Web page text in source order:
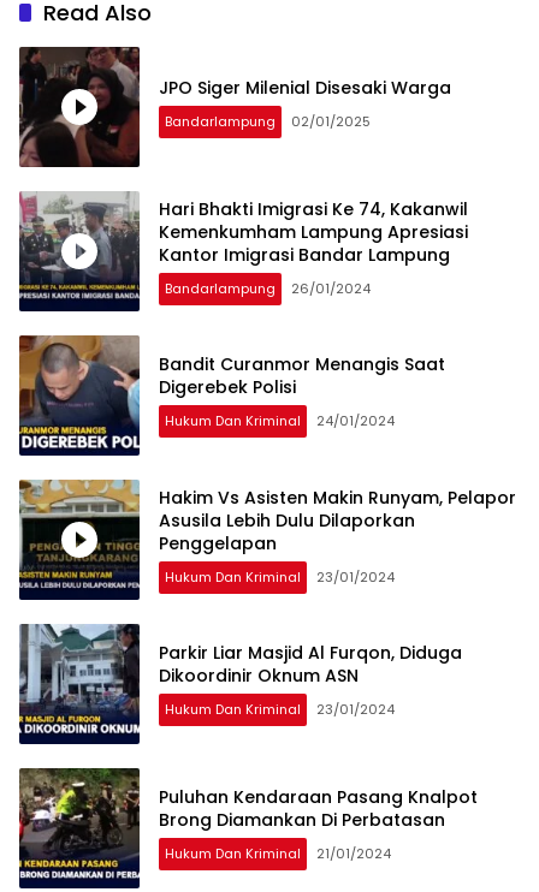
Read Also
JPO Siger Milenial Disesaki Warga
Bandarlampung 02/01/2025
Hari Bhakti Imigrasi Ke 74, Kakanwil
Kemenkumham Lampung Apresiasi
Kantor Imigrasi Bandar Lampung
Bandarlampung 26/01/2024
Bandit Curanmor Menangis Saat
Digerebek Polisi
Hukum Dan Kriminal 24/01/2024
Hakim Vs Asisten Makin Runyam, Pelapor
Asusila Lebih Dulu Dilaporkan
Penggelapan
Hukum Dan Kriminal 23/01/2024
Parkir Liar Masjid Al Furqon, Diduga
Dikoordinir Oknum ASN
Hukum Dan Kriminal 23/01/2024
Puluhan Kendaraan Pasang Knalpot
Brong Diamankan Di Perbatasan
Hukum Dan Kriminal 21/01/2024